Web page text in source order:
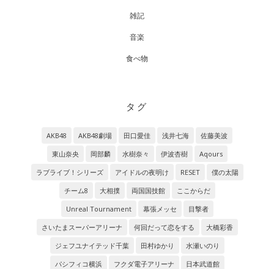
雑記
音楽
食べ物
タグ
AKB48 AKB48劇場 田口愛佳 浅井七海
佐藤美波
東山奈央
岡部麟 水樹奈々 伊波杏樹
Aqours
ラブライブ！シリーズ
アイドルの夜明け RESET
僕の太陽
チーム8
大相撲 両国国技館
ここからだ
Unreal Tournament
幕張メッセ
目撃者
さいたまスーパーアリーナ
何回だって恋をする
大橋彩香
ジェフユナイテッド千葉
田村ゆかり
水瀬いのり
パシフィコ横浜
フクダ電子アリーナ
日本武道館